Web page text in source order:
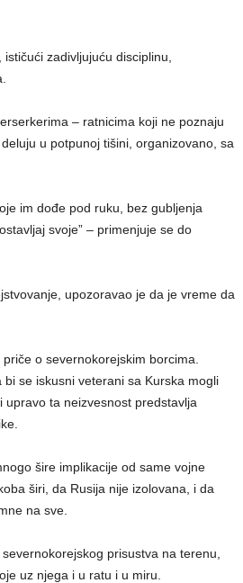
zadivljujuću disciplinu,
– ratnicima koji ne poznaju
u potpunoj tišini, organizovano, sa
im dođe pod ruku, bez gubljenja
svoje” – primenjuje se do
upozoravao je da je vreme da
o severnokorejskim borcima.
se iskusni veterani sa Kurska mogli
ta neizvesnost predstavlja
šire implikacije od same vojne
širi, da Rusija nije izolovana, i da
na sve.
prisustva na terenu,
uz njega i u ratu i u miru.